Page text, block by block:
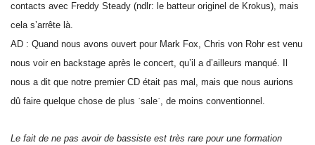
contacts avec Freddy Steady (ndlr: le batteur originel de Krokus), mais
cela s’arrête là.
AD : Quand nous avons ouvert pour Mark Fox, Chris von Rohr est venu
nous voir en backstage après le concert, qu’il a d’ailleurs manqué. Il
nous a dit que notre premier CD était pas mal, mais que nous aurions
dû faire quelque chose de plus ʿsaleʾ, de moins conventionnel.
Le fait de ne pas avoir de bassiste est très rare pour une formation